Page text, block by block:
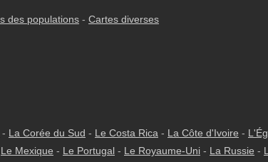
des populations - Cartes diverses
- La Corée du Sud - Le Costa Rica - La Côte d'Ivoire -
Le Mexique - Le Portugal - Le Royaume-Uni - La Russie -